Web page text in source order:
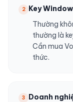
2 Key
Thường
thường là
Cần mua
thức.
3
Doanh